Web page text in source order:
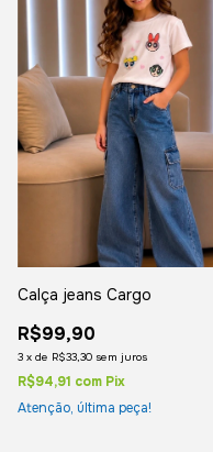
Calça jeans Cargo
R$99,90
3 x de R$33,30 sem juros
R$94,91 com Pix
Atenção, última peça!